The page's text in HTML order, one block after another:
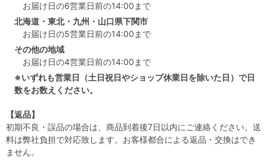
お届け日の6営業日前の14:00まで
北海道・東北・九州・山口県下関市
お届け日の5営業日前の14:00まで
その他の地域
お届け日の4営業日前の14:00まで
※いずれも営業日（土日祝日やショップ休業日を除いた日）で日
数をお数えください。
【返品】
初期不良・誤品の場合は、商品到着後7日以内にご連絡ください。送
料は弊社負担で対応致します。お客様都合による返品・交換はでき
ません。